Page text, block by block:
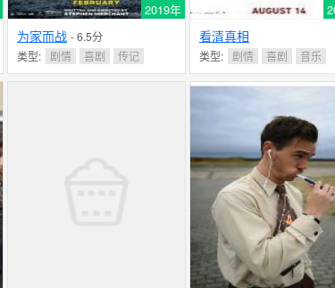
2019年
为家而战 - 6.5分
类型: 剧情 喜剧 传记
看清真相
类型: 剧情 喜剧 音乐